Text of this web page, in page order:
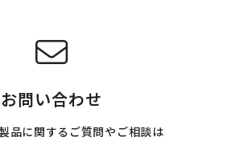
お問い合わせ
品に関するご質問やご相談は